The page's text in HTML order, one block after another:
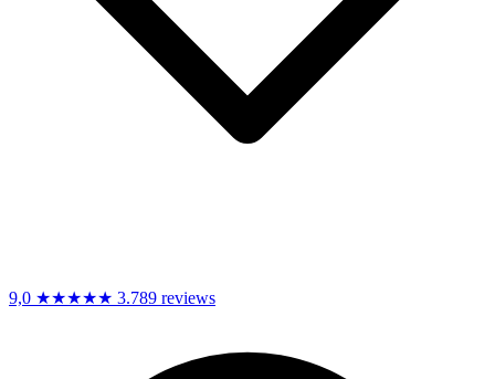
9,0 ★★★★★ 3.789 reviews